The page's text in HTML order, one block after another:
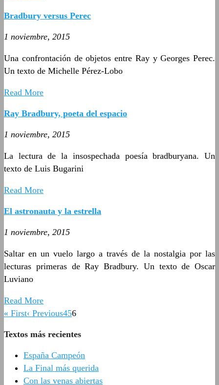
Bradbury versus Perec
1 noviembre, 2015
Una confrontación de objetos entre Ray y Georges Perec.
Un texto de Michelle Pérez-Lobo
Read More
Ray Bradbury, poeta del espacio
1 noviembre, 2015
La lectura de la insospechada poesía bradburyana. Un
texto de Luis Bugarini
Read More
El astronauta y la estrella
1 noviembre, 2015
Saltar en un vuelo largo a través de la nostalgia por las
lecturas primeras de Ray Bradbury. Un texto de Oscar
Luviano
Read More
« First‹ Previous456
Textos más recientes
España Campeón
La Final más querida
Con las venas abiertas